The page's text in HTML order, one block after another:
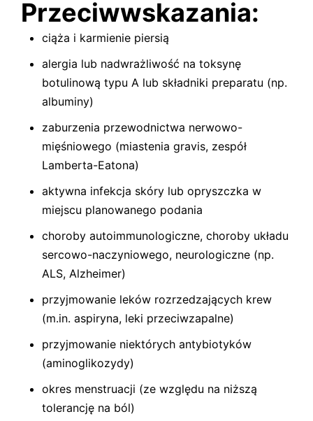
Przeciwwskazania:
ciąża i karmienie piersią
alergia lub nadwrażliwość na toksynę
botulinową typu A lub składniki preparatu (np.
albuminy)
zaburzenia przewodnictwa nerwowo-
mięśniowego (miastenia gravis, zespół
Lamberta-Eatona)
aktywna infekcja skóry lub opryszczka w
miejscu planowanego podania
choroby autoimmunologiczne, choroby układu
sercowo-naczyniowego, neurologiczne (np.
ALS, Alzheimer)
przyjmowanie leków rozrzedzających krew
(m.in. aspiryna, leki przeciwzapalne)
przyjmowanie niektórych antybiotyków
(aminoglikozydy)
okres menstruacji (ze względu na niższą
tolerancję na ból)